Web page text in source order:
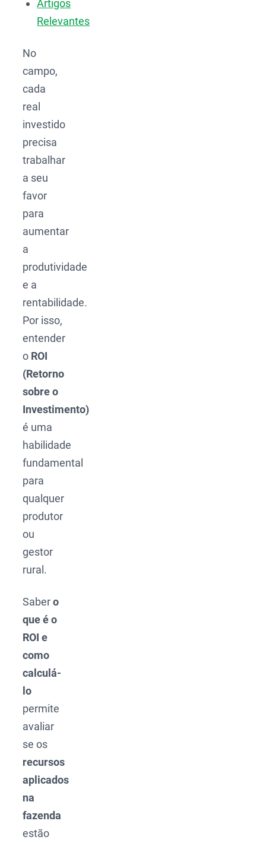
Artigos
Relevantes
No
campo,
cada
real
investido
precisa
trabalhar
a seu
favor
para
aumentar
a
produtividade
e a
rentabilidade.
Por isso,
entender
o ROI
(Retorno
sobre o
Investimento)
é uma
habilidade
fundamental
para
qualquer
produtor
ou
gestor
rural.
Sabero
que é o
ROI e
como
calculá-
lo
permite
avaliar
se os
recursos
aplicados
na
fazenda
estão